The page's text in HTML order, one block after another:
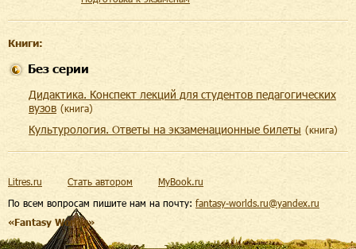
Книги:
Без серии
Дидактика. Конспект лекций для студентов педагогических
вузов (книга)
Культурология. Ответы на экзаменационные билеты (книга)
По всем вопросам пишите нам на почту: fantasy-worlds.ru@yandex.ru
«Fantasy Worlds»
Litres.ru Стать автором MyBook.ru